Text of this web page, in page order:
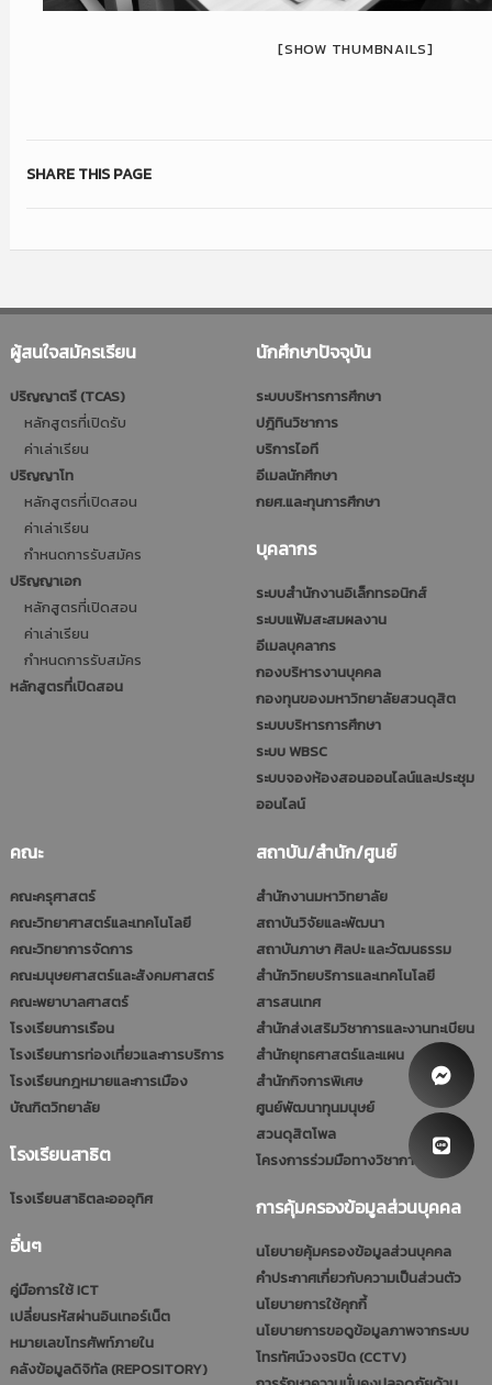
[SHOW THUMBNAILS]
SHARE THIS PAGE
ผู้สนใจสมัครเรียน
ปริญญาตรี (TCAS)
หลักสูตรที่เปิดรับ
ค่าเล่าเรียน
ปริญญาโท
หลักสูตรที่เปิดสอน
ค่าเล่าเรียน
กำหนดการรับสมัคร
ปริญญาเอก
หลักสูตรที่เปิดสอน
ค่าเล่าเรียน
กำหนดการรับสมัคร
หลักสูตรที่เปิดสอน
นักศึกษาปัจจุบัน
ระบบบริหารการศึกษา
ปฎิทินวิชาการ
บริการไอที
อีเมลนักศึกษา
กยศ.และทุนการศึกษา
บุคลากร
ระบบสำนักงานอิเล็กทรอนิกส์
ระบบแฟ้มสะสมผลงาน
อีเมลบุคลากร
กองบริหารงานบุคคล
กองทุนของมหาวิทยาลัยสวนดุสิต
ระบบบริหารการศึกษา
ระบบ WBSC
ระบบจองห้องสอนออนไลน์และประชุม
ออนไลน์
คณะ
คณะครุศาสตร์
คณะวิทยาศาสตร์และเทคโนโลยี
คณะวิทยาการจัดการ
คณะมนุษยศาสตร์และสังคมศาสตร์
คณะพยาบาลศาสตร์
โรงเรียนการเรือน
โรงเรียนการท่องเที่ยวและการบริการ
โรงเรียนกฎหมายและการเมือง
บัณฑิตวิทยาลัย
โรงเรียนสาธิต
โรงเรียนสาธิตละอออุทิศ
อื่นๆ
คู่มือการใช้ ICT
เปลี่ยนรหัสผ่านอินเทอร์เน็ต
หมายเลขโทรศัพท์ภายใน
คลังข้อมูลดิจิทัล (REPOSITORY)
สถาบัน/สำนัก/ศูนย์
สำนักงานมหาวิทยาลัย
สถาบันวิจัยและพัฒนา
สถาบันภาษา ศิลปะ และวัฒนธรรม
สำนักวิทยบริการและเทคโนโลยี
สารสนเทศ
สำนักส่งเสริมวิชาการและงานทะเบียน
สำนักยุทธศาสตร์และแผน
สำนักกิจการพิเศษ
ศูนย์พัฒนาทุนมนุษย์
สวนดุสิตโพล
โครงการร่วมมือทางวิชาการ (รมป.)
การคุ้มครองข้อมูลส่วนบุคคล
นโยบายคุ้มครองข้อมูลส่วนบุคคล
คำประกาศเกี่ยวกับความเป็นส่วนตัว
นโยบายการใช้คุกกี้
นโยบายการขอดูข้อมูลภาพจากระบบ
โทรทัศน์วงจรปิด (CCTV)